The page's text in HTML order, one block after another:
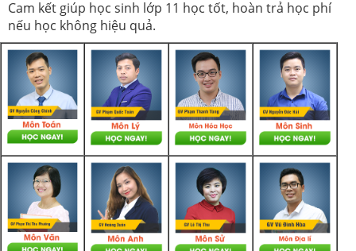
Cam kết giúp học sinh lớp 11 học tốt, hoàn trả học phí
nếu học không hiệu quả.